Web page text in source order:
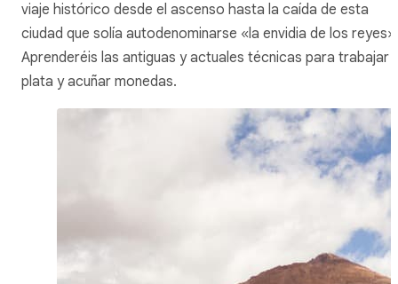
viaje histórico desde el ascenso hasta la caída de esta
ciudad que solía autodenominarse «la envidia de los reyes».
Aprenderéis las antiguas y actuales técnicas para trabajar
plata y acuñar monedas.